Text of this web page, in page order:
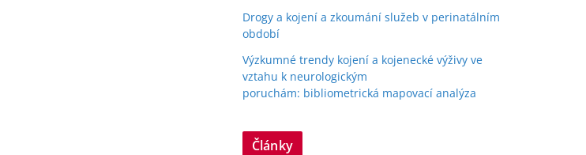
Drogy a kojení a zkoumání služeb v perinatálním
období
Výzkumné trendy kojení a kojenecké výživy ve
vztahu k neurologickým
poruchám: bibliometrická mapovací analýza
Články